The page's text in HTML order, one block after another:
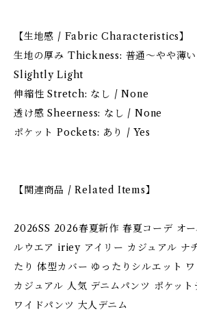
【生地感 / Fabric Characteristics】
生地の厚み Thickness: 普通〜やや薄
Slightly Light
伸縮性 Stretch: なし / None
透け感 Sheerness: なし / None
ポケット Pockets: あり / Yes
【関連商品 / Related Items】
2026SS 2026春夏新作 春夏コーデ オー
ルウエア iriey アイリー カジュアル ナ
たり 体型カバー ゆったりシルエット
カジュアル 人気 デニムパンツ ポケット
ワイドパンツ 大人デニム